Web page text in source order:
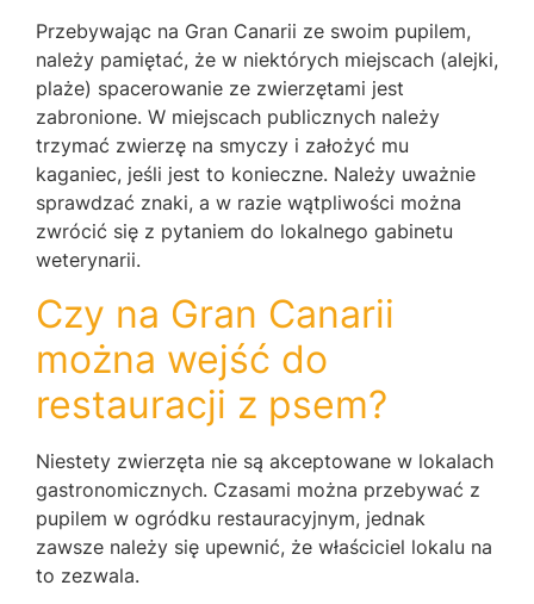
Przebywając na Gran Canarii ze swoim pupilem,
należy pamiętać, że w niektórych miejscach (alejki,
plaże) spacerowanie ze zwierzętami jest
zabronione. W miejscach publicznych należy
trzymać zwierzę na smyczy i założyć mu
kaganiec, jeśli jest to konieczne. Należy uważnie
sprawdzać znaki, a w razie wątpliwości można
zwrócić się z pytaniem do lokalnego gabinetu
weterynarii.
Czy na Gran Canarii
można wejść do
restauracji z psem?
Niestety zwierzęta nie są akceptowane w lokalach
gastronomicznych. Czasami można przebywać z
pupilem w ogródku restauracyjnym, jednak
zawsze należy się upewnić, że właściciel lokalu na
to zezwala.